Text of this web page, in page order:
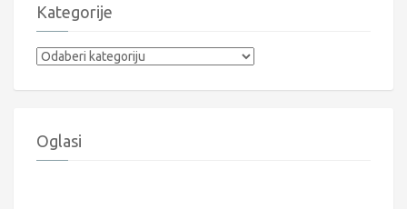
Kategorije
Kategorije
Oglasi